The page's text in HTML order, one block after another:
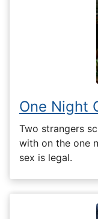
One Night
Two strangers
with on the one
sex is legal.